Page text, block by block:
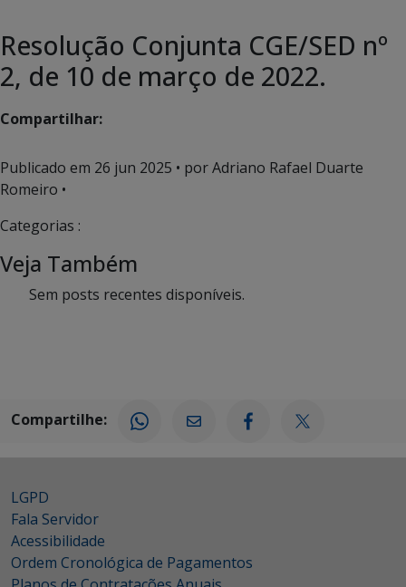
Resolução Conjunta CGE/SED nº
2, de 10 de março de 2022.
Compartilhar:
Publicado em 26 jun 2025 • por Adriano Rafael Duarte
Romeiro •
Categorias :
Veja Também
Sem posts recentes disponíveis.
Compartilhe:
LGPD
Fala Servidor
Acessibilidade
Ordem Cronológica de Pagamentos